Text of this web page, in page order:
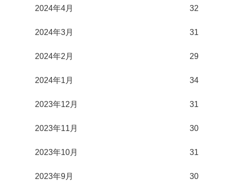
2024年4月 32
2024年3月 31
2024年2月 29
2024年1月 34
2023年12月 31
2023年11月 30
2023年10月 31
2023年9月 30